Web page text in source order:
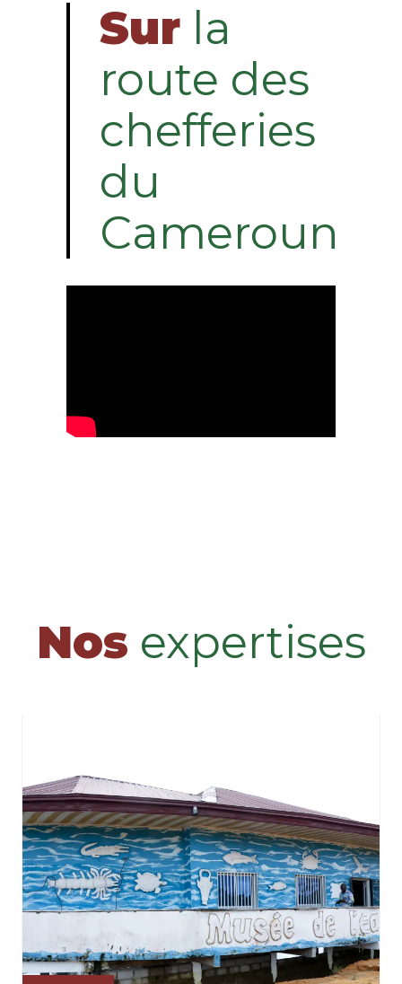
Sur la
route des
chefferies
du
Cameroun
Nos expertises